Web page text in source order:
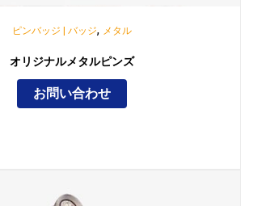
ピンバッジ | バッジ, メタル
オリジナルメタルピンズ
お問い合わせ